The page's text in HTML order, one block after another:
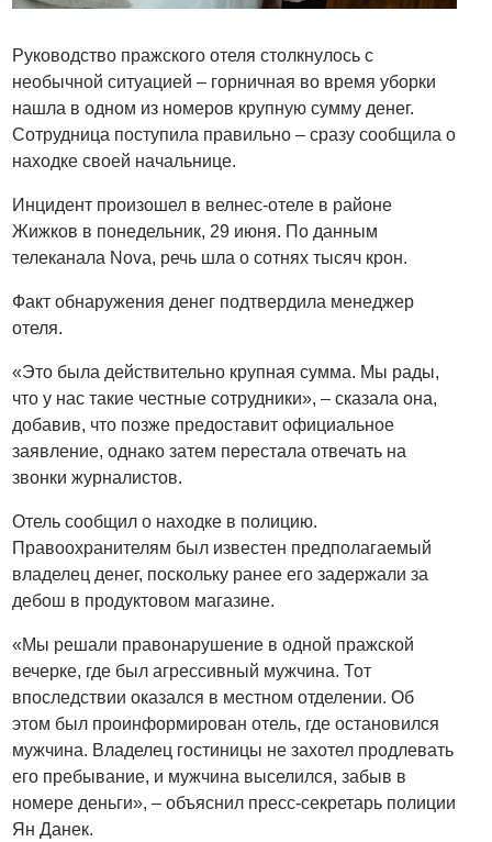
Руководство пражского отеля столкнулось с
необычной ситуацией – горничная во время уборки
нашла в одном из номеров крупную сумму денег.
Сотрудница поступила правильно – сразу сообщила о
находке своей начальнице.
Инцидент произошел в велнес-отеле в районе
Жижков в понедельник, 29 июня. По данным
телеканала Nova, речь шла о сотнях тысяч крон.
Факт обнаружения денег подтвердила менеджер
отеля.
«Это была действительно крупная сумма. Мы рады,
что у нас такие честные сотрудники», – сказала она,
добавив, что позже предоставит официальное
заявление, однако затем перестала отвечать на
звонки журналистов.
Отель сообщил о находке в полицию.
Правоохранителям был известен предполагаемый
владелец денег, поскольку ранее его задержали за
дебош в продуктовом магазине.
«Мы решали правонарушение в одной пражской
вечерке, где был агрессивный мужчина. Тот
впоследствии оказался в местном отделении. Об
этом был проинформирован отель, где остановился
мужчина. Владелец гостиницы не захотел продлевать
его пребывание, и мужчина выселился, забыв в
номере деньги», – объяснил пресс-секретарь полиции
Ян Данек.